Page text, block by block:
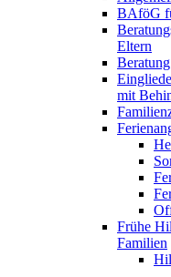
BAföG
Eltern
mit
Frühe
Familien